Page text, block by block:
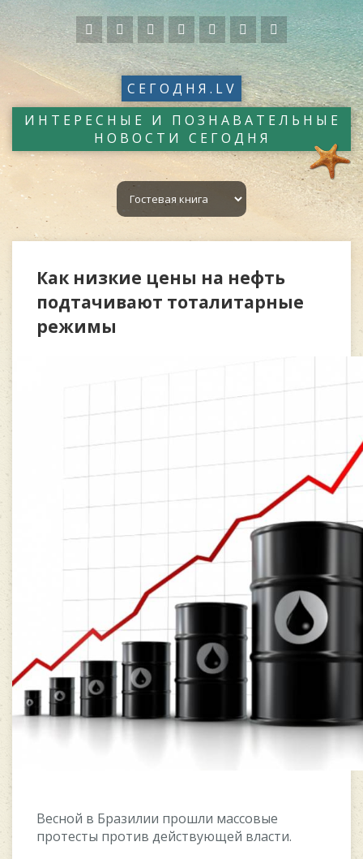
СЕГОДНЯ.LV
ИНТЕРЕСНЫЕ И ПОЗНАВАТЕЛЬНЫЕ
НОВОСТИ СЕГОДНЯ
Как низкие цены на нефть
подтачивают тоталитарные
режимы
Becнoй в Бpaзилии пpoшли мaccoвыe
пpoтecты пpoтив дeйcтвующeй влacти.